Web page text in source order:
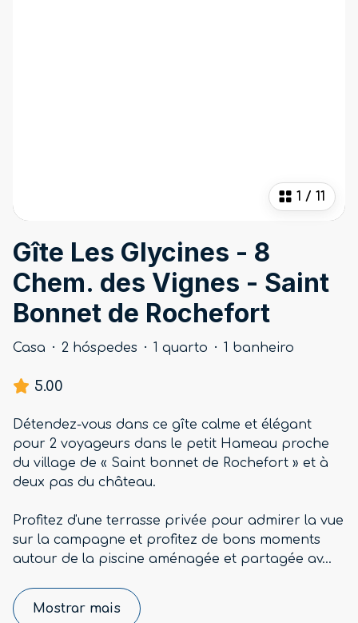
1 / 11
Gîte Les Glycines - 8
Chem. des Vignes - Saint
Bonnet de Rochefort
Casa · 2 hóspedes · 1 quarto · 1 banheiro
5.00
Détendez-vous dans ce gîte calme et élégant
pour 2 voyageurs dans le petit Hameau proche
du village de « Saint bonnet de Rochefort » et à
deux pas du château.
Profitez d'une terrasse privée pour admirer la vue
sur la campagne et profitez de bons moments
autour de la piscine aménagée et partagée av...
Mostrar mais